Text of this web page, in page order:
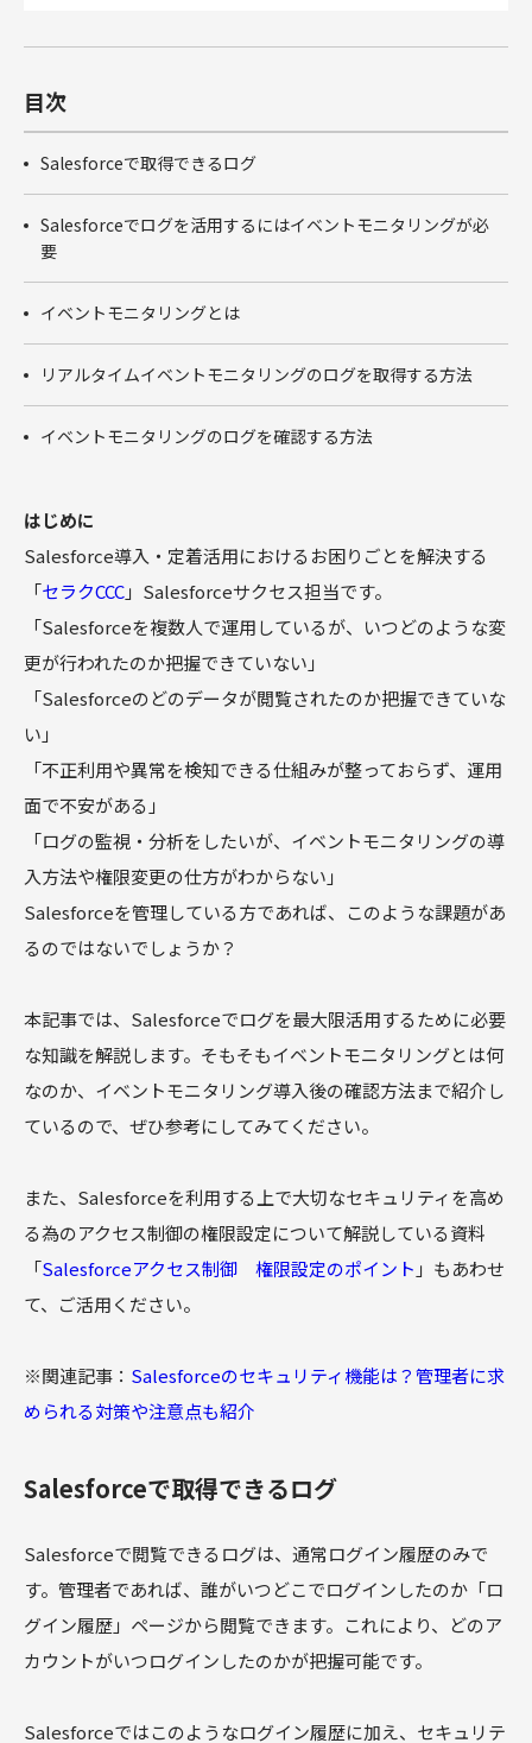
俯瞰図ワー
クショップ
商談フェー
サクセスパ
スワークシ
Tableau
目次
Salesforceで取得できるログ
Salesforceでログを活用するにはイベントモニタリングが必
要
イベントモニタリングとは
リアルタイムイベントモニタリングのログを取得する方法
イベントモニタリングのログを確認する方法
はじめに
Salesforce導入・定着活用におけるお困りごとを解決する
「セラクCCC」Salesforceサクセス担当です。
「Salesforceを複数人で運用しているが、いつどのような変
更が行われたのか把握できていない」
「Salesforceのどのデータが閲覧されたのか把握できていな
い」
「不正利用や異常を検知できる仕組みが整っておらず、運用
面で不安がある」
「ログの監視・分析をしたいが、イベントモニタリングの導
入方法や権限変更の仕方がわからない」
Salesforceを管理している方であれば、このような課題があ
るのではないでしょうか？
本記事では、Salesforceでログを最大限活用するために必要
な知識を解説します。そもそもイベントモニタリングとは何
なのか、イベントモニタリング導入後の確認方法まで紹介し
ているので、ぜひ参考にしてみてください。
また、Salesforceを利用する上で大切なセキュリティを高め
る為のアクセス制御の権限設定について解説している資料
「Salesforceアクセス制御 権限設定のポイント 」もあわせ
て、ご活用ください。
※関連記事： Salesforceのセキュリティ機能は？管理者に求
められる対策や注意点も紹介
Salesforceで取得できるログ
Salesforceで閲覧できるログは、通常ログイン履歴のみで
す。管理者であれば、誰がいつどこでログインしたのか「ロ
グイン履歴」ページから閲覧できます。これにより、どのア
カウントがいつログインしたのかが把握可能です。
Salesforceではこのようなログイン履歴に加え、セキュリテ